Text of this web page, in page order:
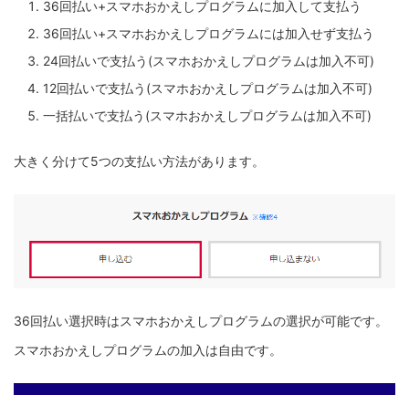
36回払い+スマホおかえしプログラムに加入して支払う
36回払い+スマホおかえしプログラムには加入せず支払う
24回払いで支払う(スマホおかえしプログラムは加入不可)
12回払いで支払う(スマホおかえしプログラムは加入不可)
一括払いで支払う(スマホおかえしプログラムは加入不可)
大きく分けて5つの支払い方法があります。
36回払い選択時はスマホおかえしプログラムの選択が可能です。
スマホおかえしプログラムの加入は自由です。